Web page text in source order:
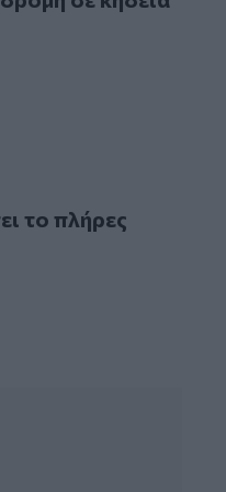
ανάκαμψης της Γάζας
το πλήρες